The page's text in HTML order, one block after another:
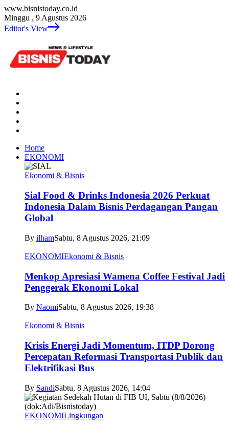
www.bisnistoday.co.id
Minggu , 9 Agustus 2026
Editor's View
Home
EKONOMI
Ekonomi & Bisnis
Sial Food & Drinks Indonesia 2026 Perkuat
Indonesia Dalam Bisnis Perdagangan Pangan
Global
By ilhamSabtu, 8 Agustus 2026, 21:09
EKONOMIEkonomi & Bisnis
Menkop Apresiasi Wamena Coffee Festival Jadi
Penggerak Ekonomi Lokal
By NaomiSabtu, 8 Agustus 2026, 19:38
Ekonomi & Bisnis
Krisis Energi Jadi Momentum, ITDP Dorong
Percepatan Reformasi Transportasi Publik dan
Elektrifikasi Bus
By SandiSabtu, 8 Agustus 2026, 14:04
EKONOMILingkungan